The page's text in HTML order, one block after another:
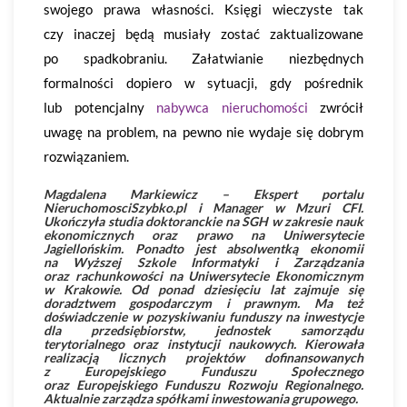
swojego prawa własności. Księgi wieczyste tak
czy inaczej będą musiały zostać zaktualizowane
po spadkobraniu. Załatwianie niezbędnych
formalności dopiero w sytuacji, gdy pośrednik
lub potencjalny nabywca nieruchomości zwrócił
uwagę na problem, na pewno nie wydaje się dobrym
rozwiązaniem.
Magdalena Markiewicz – Ekspert portalu
NieruchomosciSzybko.pl i Manager w Mzuri CFI.
Ukończyła studia doktoranckie na SGH w zakresie nauk
ekonomicznych oraz prawo na Uniwersytecie
Jagiellońskim. Ponadto jest absolwentką ekonomii
na Wyższej Szkole Informatyki i Zarządzania
oraz rachunkowości na Uniwersytecie Ekonomicznym
w Krakowie. Od ponad dziesięciu lat zajmuje się
doradztwem gospodarczym i prawnym. Ma też
doświadczenie w pozyskiwaniu funduszy na inwestycje
dla przedsiębiorstw, jednostek samorządu
terytorialnego oraz instytucji naukowych. Kierowała
realizacją licznych projektów dofinansowanych
z Europejskiego Funduszu Społecznego
oraz Europejskiego Funduszu Rozwoju Regionalnego.
Aktualnie zarządza spółkami inwestowania grupowego.